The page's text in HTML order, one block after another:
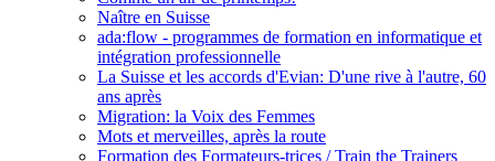
Naître en Suisse
ada:flow - programmes de formation en informatique et
intégration professionnelle
La Suisse et les accords d'Evian: D'une rive à l'autre, 60
ans après
Migration: la Voix des Femmes
Mots et merveilles, après la route
Formation des Formateurs-trices / Train the Trainers